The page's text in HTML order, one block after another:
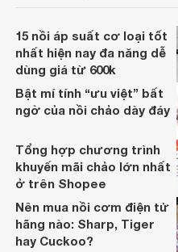
kế đẹp và chất liệu inox
khỏe là tiêu chí lựa chọn
này.
15 nồi áp suất cơ loại tốt
nhất hiện nay đa năng dễ
dùng giá từ 600k
Bật mí tính “ưu việt” bất
ngờ của nồi chảo dày đáy
Tổng hợp chương trình
khuyến mãi chảo lớn nhất
ở trên Shopee
Nên mua nồi cơm điện tử
hãng nào: Sharp, Tiger
hay Cuckoo?